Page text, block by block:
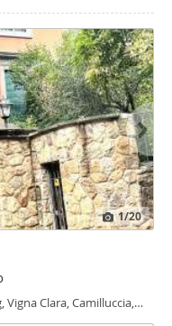
1/20
Vigna Clara, Camilluccia,